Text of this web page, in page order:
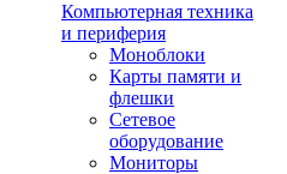
Компьютерная техника
и периферия
Моноблоки
Карты памяти и
флешки
Сетевое
оборудование
Мониторы